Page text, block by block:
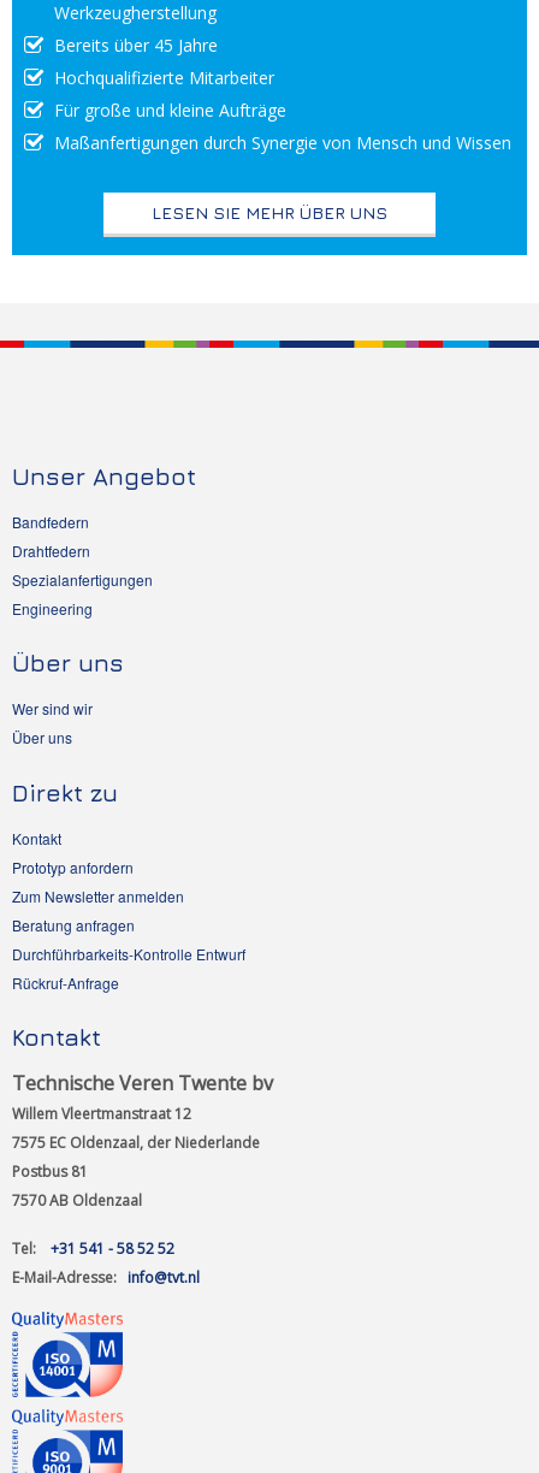
Werkzeugherstellung
Bereits über 45 Jahre
Hochqualifizierte Mitarbeiter
Für große und kleine Aufträge
Maßanfertigungen durch Synergie von Mensch und Wissen
LESEN SIE MEHR ÜBER UNS
Unser Angebot
Bandfedern
Drahtfedern
Spezialanfertigungen
Engineering
Über uns
Wer sind wir
Über uns
Direkt zu
Kontakt
Prototyp anfordern
Zum Newsletter anmelden
Beratung anfragen
Durchführbarkeits-Kontrolle Entwurf
Rückruf-Anfrage
Kontakt
Technische Veren Twente bv
Willem Vleertmanstraat 12
7575 EC Oldenzaal, der Niederlande
Postbus 81
7570 AB Oldenzaal
Tel:
+31 541 - 58 52 52
E-Mail-Adresse: info@tvt.nl